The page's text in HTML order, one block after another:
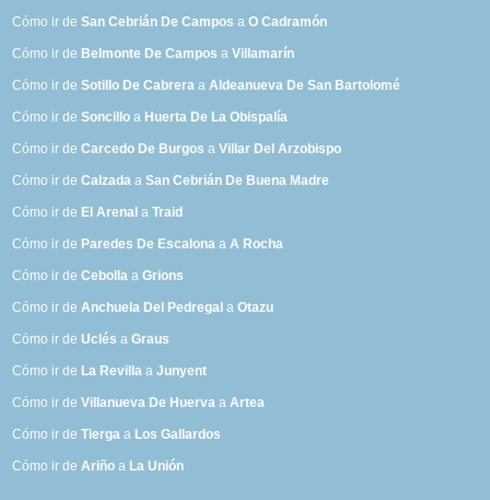
Cómo ir deSan Cebrián De Campos aO Cadramón
Cómo ir de Belmonte De Campos aVillamarín
Cómo ir deSotillo De Cabrera aAldeanueva De San Bartolomé
Cómo ir deSoncillo a Huerta De La Obispalía
Cómo ir deCarcedo De Burgos aVillar Del Arzobispo
Cómo ir deCalzada aSan Cebrián De Buena Madre
Cómo ir de El Arenal aTraid
Cómo ir de Paredes De Escalona aA Rocha
Cómo ir deCebolla aGrions
Cómo ir deAnchuela Del Pedregal aOtazu
Cómo ir deUclés aGraus
Cómo ir de La Revilla aJunyent
Cómo ir deVillanueva De Huerva aArtea
Cómo ir deTierga a Los Gallardos
Cómo ir deAriño a La Unión